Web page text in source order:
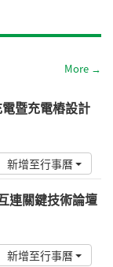
More →
暨充電樁設計
新增至行事曆
連關鍵技術論壇
新增至行事曆